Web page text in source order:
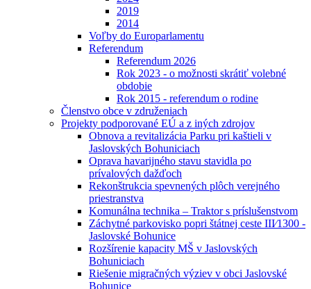
2019
2014
Voľby do Europarlamentu
Referendum
Referendum 2026
Rok 2023 - o možnosti skrátiť volebné
obdobie
Rok 2015 - referendum o rodine
Členstvo obce v združeniach
Projekty podporované EÚ a z iných zdrojov
Obnova a revitalizácia Parku pri kaštieli v
Jaslovských Bohuniciach
Oprava havarijného stavu stavidla po
prívalových dažďoch
Rekonštrukcia spevnených plôch verejného
priestranstva
Komunálna technika – Traktor s príslušenstvom
Záchytné parkovisko popri štátnej ceste III⁄1300 -
Jaslovské Bohunice
Rozšírenie kapacity MŠ v Jaslovských
Bohuniciach
Riešenie migračných výziev v obci Jaslovské
Bohunice